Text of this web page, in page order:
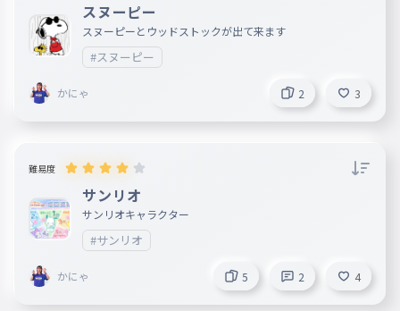
スヌーピー
スヌーピーとウッドストックが出て来ます
#スヌーピー
かにゃ 2 3
難易度
サンリオ
サンリオキャラクター
#サンリオ
かにゃ 5 2 4